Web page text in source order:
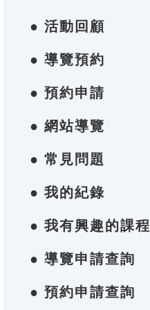
● 活動回顧
● 導覽預約
● 預約申請
● 網站導覽
● 常見問題
● 我的紀錄
● 我有興趣的課程
● 導覽申請查詢
● 預約申請查詢